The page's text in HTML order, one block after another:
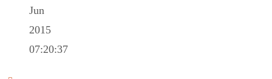
Jun
2015
07:20:37